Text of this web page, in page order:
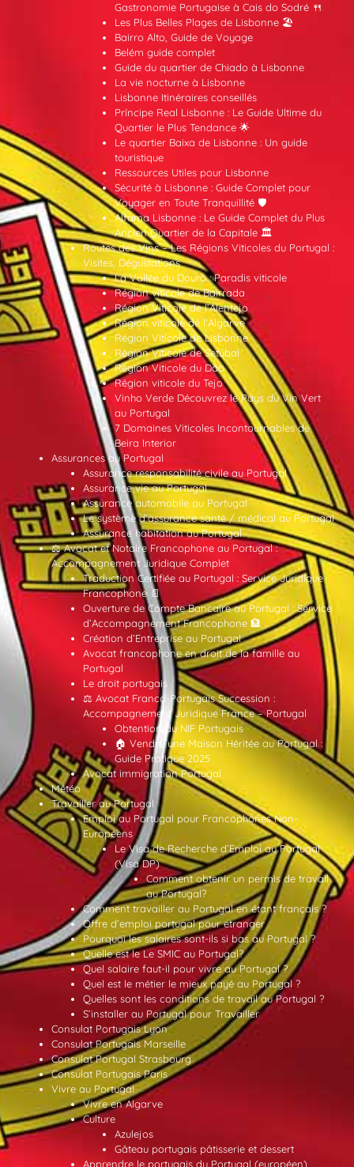
Gastronomie Portugaise à Cais do Sodré 🍴
Les Plus Belles Plages de Lisbonne 🏖️
Bairro Alto, Guide de Voyage
Belém guide complet
Guide du quartier de Chiado à Lisbonne
La vie nocturne à Lisbonne
Lisbonne Itinéraires conseillés
Príncipe Real Lisbonne : Le Guide Ultime du
Quartier le Plus Tendance 🌟
Le quartier Baixa de Lisbonne : Un guide
touristique
Ressources Utiles pour Lisbonne
Sécurité à Lisbonne : Guide Complet pour
Voyager en Toute Tranquillité 🛡️
Alfama Lisbonne : Le Guide Complet du Plus
Ancien Quartier de la Capitale 🏛️
Routes des Vins – Les Régions Viticoles du Portugal :
Visites, Dégustations
La Vallée du Douro : Paradis viticole
Région viticole de Bairrada
Région Viticole de l’Alentejo
Région viticole de l’Algarve
Région Viticole de Lisbonne
Région Viticole de Setúbal
Région Viticole du Dão
Région viticole du Tejo
Vinho Verde Découvrez le Pays du Vin Vert
au Portugal
7 Domaines Viticoles Incontournables de
Beira Interior
Assurances au Portugal
Assurance responsabilité civile au Portugal
Assurance vie au Portugal
Assurance automobile au Portugal
Le système d’assurance santé / médical au Portugal
Assurance habitation au Portugal
⚖️ Avocat et Notaire Francophone au Portugal :
Accompagnement Juridique Complet
Traduction Certifiée au Portugal : Service Juridique
Francophone 📄
Ouverture de Compte Bancaire au Portugal : Service
d’Accompagnement Francophone 🏦
Création d’Entreprise au Portugal
Avocat francophone en droit de la famille au
Portugal
Le droit portugais
⚖️ Avocat Franco-Portugais Succession :
Accompagnement Juridique France – Portugal
Obtention du NIF Portugais
🏠 Vendre une Maison Héritée au Portugal :
Guide Pratique 2025
Avocat immigration Portugal
Météo
Travailler au Portugal
Emploi au Portugal pour Francophones Non-
Européens
Le Visa de Recherche d’Emploi au Portugal
(Visa DP)
Comment obtenir un permis de travail
au Portugal?
Comment travailler au Portugal en étant français ?
Offre d’emploi portugal pour etranger
Pourquoi les salaires sont-ils si bas au Portugal ?
Quelle est le Le SMIC au Portugal?
Quel salaire faut-il pour vivre au Portugal ?
Quel est le métier le mieux payé au Portugal ?
Quelles sont les conditions de travail au Portugal ?
S’installer au Portugal pour Travailler
Consulat Portugais Lyon
Consulat Portugais Marseille
Consulat Portugal Strasbourg
Consulat Portugais Paris
Vivre au Portugal
Vivre en Algarve
Culture
Azulejos
Gâteau portugais pâtisserie et dessert
Apprendre le portugais du Portugal (européen)